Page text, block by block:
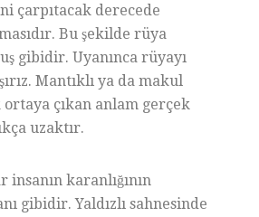
çarpıtacak derecede
Bu şekilde rüya
gibidir. Uyanınca rüyayı
Mantıklı ya da makul
çıkan anlam gerçek
uzaktır.
insanın karanlığının
gibidir. Yaldızlı sahnesinde